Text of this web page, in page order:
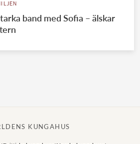
band med Sofia – älskar
KUNGAHUS